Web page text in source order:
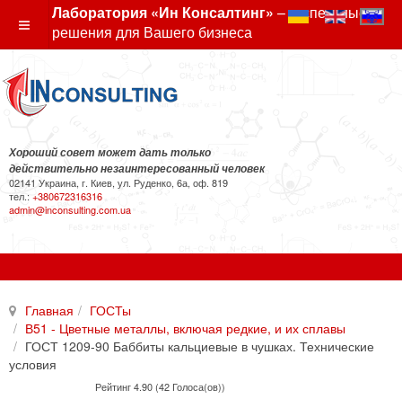
Лаборатория «Ин Консалтинг» – экспертные
решения для Вашего бизнеса
Хороший совет может дать только
действительно незаинтересованный человек
02141 Украина, г. Киев, ул. Руденко, 6а, оф. 819
тел.: +380672316316
admin@inconsulting.com.ua
Главная
ГОСТы
В51 - Цветные металлы, включая редкие, и их сплавы
ГОСТ 1209-90 Баббиты кальциевые в чушках. Технические
условия
Рейтинг 4.90 (42 Голоса(ов))